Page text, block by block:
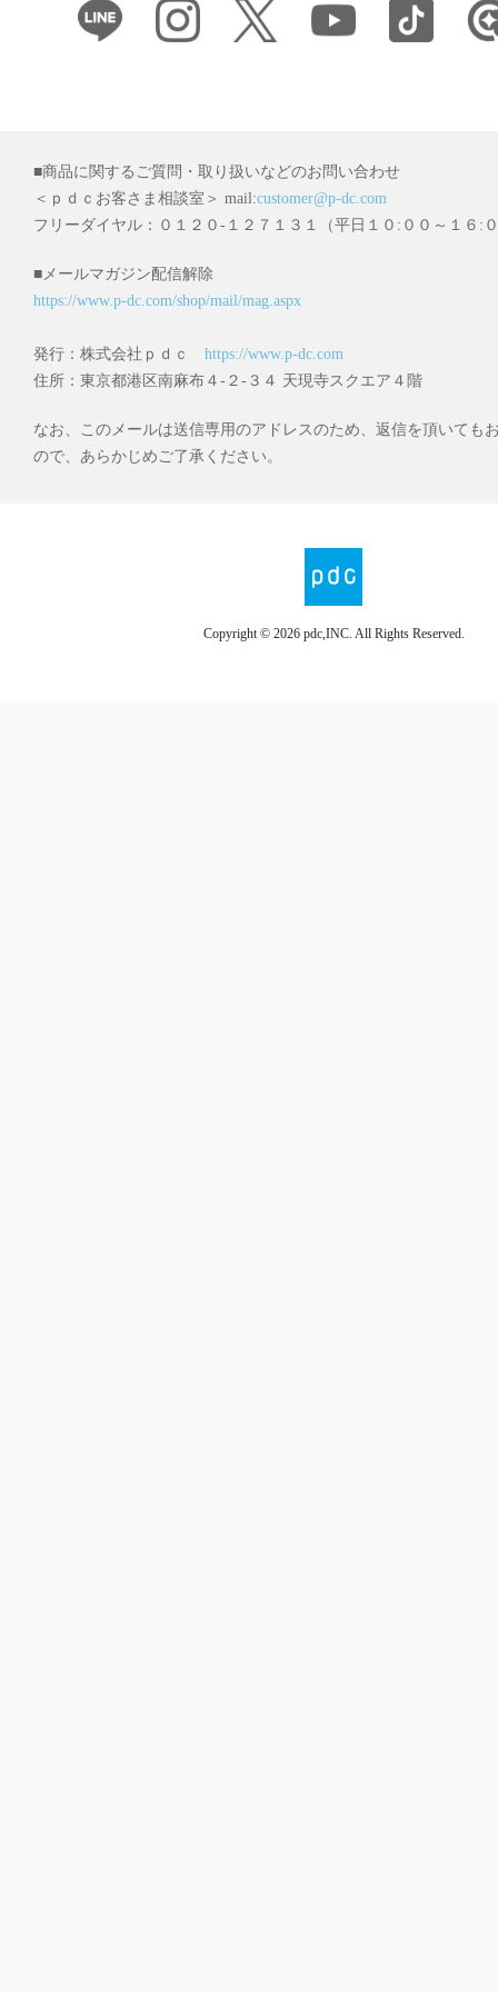
■商品に関するご質問・取り扱いなどのお問い合わせ
＜ｐｄｃお客さま相談室＞ mail:customer@p-dc.com
フリーダイヤル：０１２０-１２７１３１（平日１０:００～１６:
■メールマガジン配信解除
https://www.p-dc.com/shop/mail/mag.aspx
発行：株式会社ｐｄｃ https://www.p-dc.com
住所：東京都港区南麻布４-２-３４ 天現寺スクエア４階
なお、このメールは送信専用のアドレスのため、返信を頂いても
ので、あらかじめご了承ください。
Copyright © 2026 pdc,INC. All Rights Reserved.